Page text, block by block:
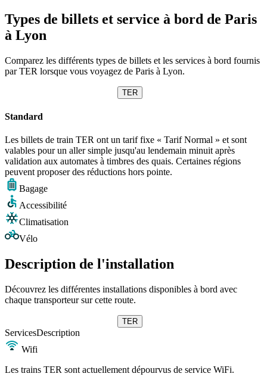
Types de billets et service à bord de Paris
à Lyon
Comparez les différents types de billets et les services à bord fournis
par TER lorsque vous voyagez de Paris à Lyon.
TER
Standard
Les billets de train TER ont un tarif fixe « Tarif Normal » et sont
valables pour un aller simple jusqu'au lendemain minuit après
validation aux automates à timbres des quais. Certaines régions
peuvent proposer des réductions hors pointe.
Bagage
Accessibilité
Climatisation
Vélo
Description de l'installation
Découvrez les différentes installations disponibles à bord avec
chaque transporteur sur cette route.
TER
ServicesDescription
Wifi
Les trains TER sont actuellement dépourvus de service WiFi.